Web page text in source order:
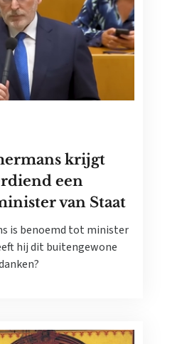
krijgt
een
van Staat
is benoemd tot minister
hij dit buitengewone